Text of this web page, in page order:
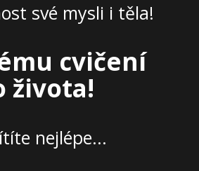
své mysli i těla!
cvičení
života!
nejlépe...